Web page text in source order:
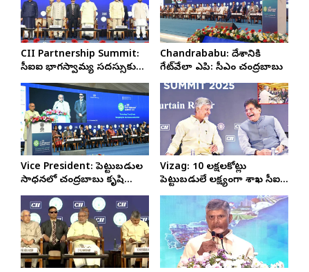
CII Partnership Summit:
సీఐఐ భాగస్వామ్య సదస్సుకు
ప్రముఖుల హాజరు
Chandrababu: దేశానికి
గేట్‌వేలా ఎపి: సీఎం చంద్రబాబు
Vice President: పెట్టుబడుల
సాధనలో చంద్రబాబు కృషి
శ్లాఘనీయం ఉపరాష్ట్రపతి సిపి
రాధాకృష్ణన్‌
Vizag: 10 లక్షలకోట్లు
పెట్టుబడులే లక్ష్యంగా విశాఖ సీఐఐ
సదస్సు..